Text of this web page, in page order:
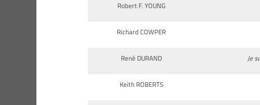
Robert F. YOUNG
Richard COWPER
René DURAND Je
Keith ROBERTS